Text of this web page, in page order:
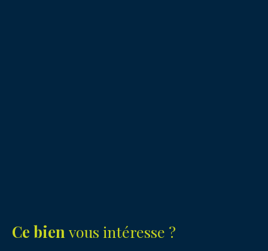
Ce bien vous intéresse ?